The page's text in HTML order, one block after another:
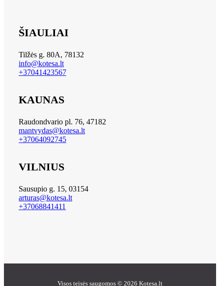
ŠIAULIAI
Tilžės g. 80A, 78132
info@kotesa.lt
+37041423567
KAUNAS
Raudondvario pl. 76, 47182
mantvydas@kotesa.lt
+37064092745
VILNIUS
Sausupio g. 15, 03154
arturas@kotesa.lt
+37068841411
Visos teisės saugomos © 2026 Kotesa.lt